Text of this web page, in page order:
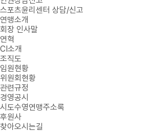
스포츠윤리센터 상담/신고
연맹소개
회장 인사말
연혁
CI소개
조직도
임원현황
위원회현황
관련규정
경영공시
시도수영연맹주소록
후원사
찾아오시는길